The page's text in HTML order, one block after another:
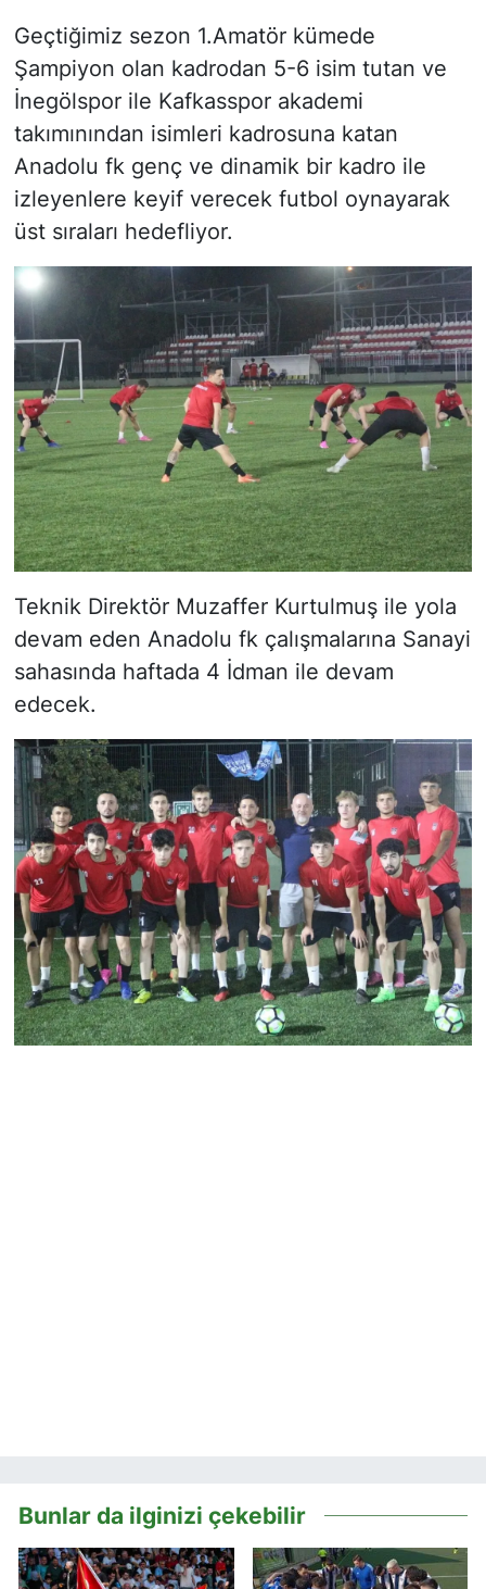
Geçtiğimiz sezon 1.Amatör kümede
Şampiyon olan kadrodan 5-6 isim tutan ve
İnegölspor ile Kafkasspor akademi
takımınından isimleri kadrosuna katan
Anadolu fk genç ve dinamik bir kadro ile
izleyenlere keyif verecek futbol oynayarak
üst sıraları hedefliyor.
Teknik Direktör Muzaffer Kurtulmuş ile yola
devam eden Anadolu fk çalışmalarına Sanayi
sahasında haftada 4 İdman ile devam
edecek.
Bunlar da ilginizi çekebilir